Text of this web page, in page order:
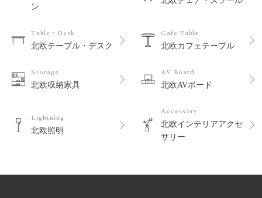
ン
Table・Desk
北欧テーブル・デスク
Cafe Table
北欧カフェテーブル
Storage
北欧収納家具
AV Board
北欧AVボード
Lightning
北欧照明
Accessory
北欧インテリアアクセ
サリー